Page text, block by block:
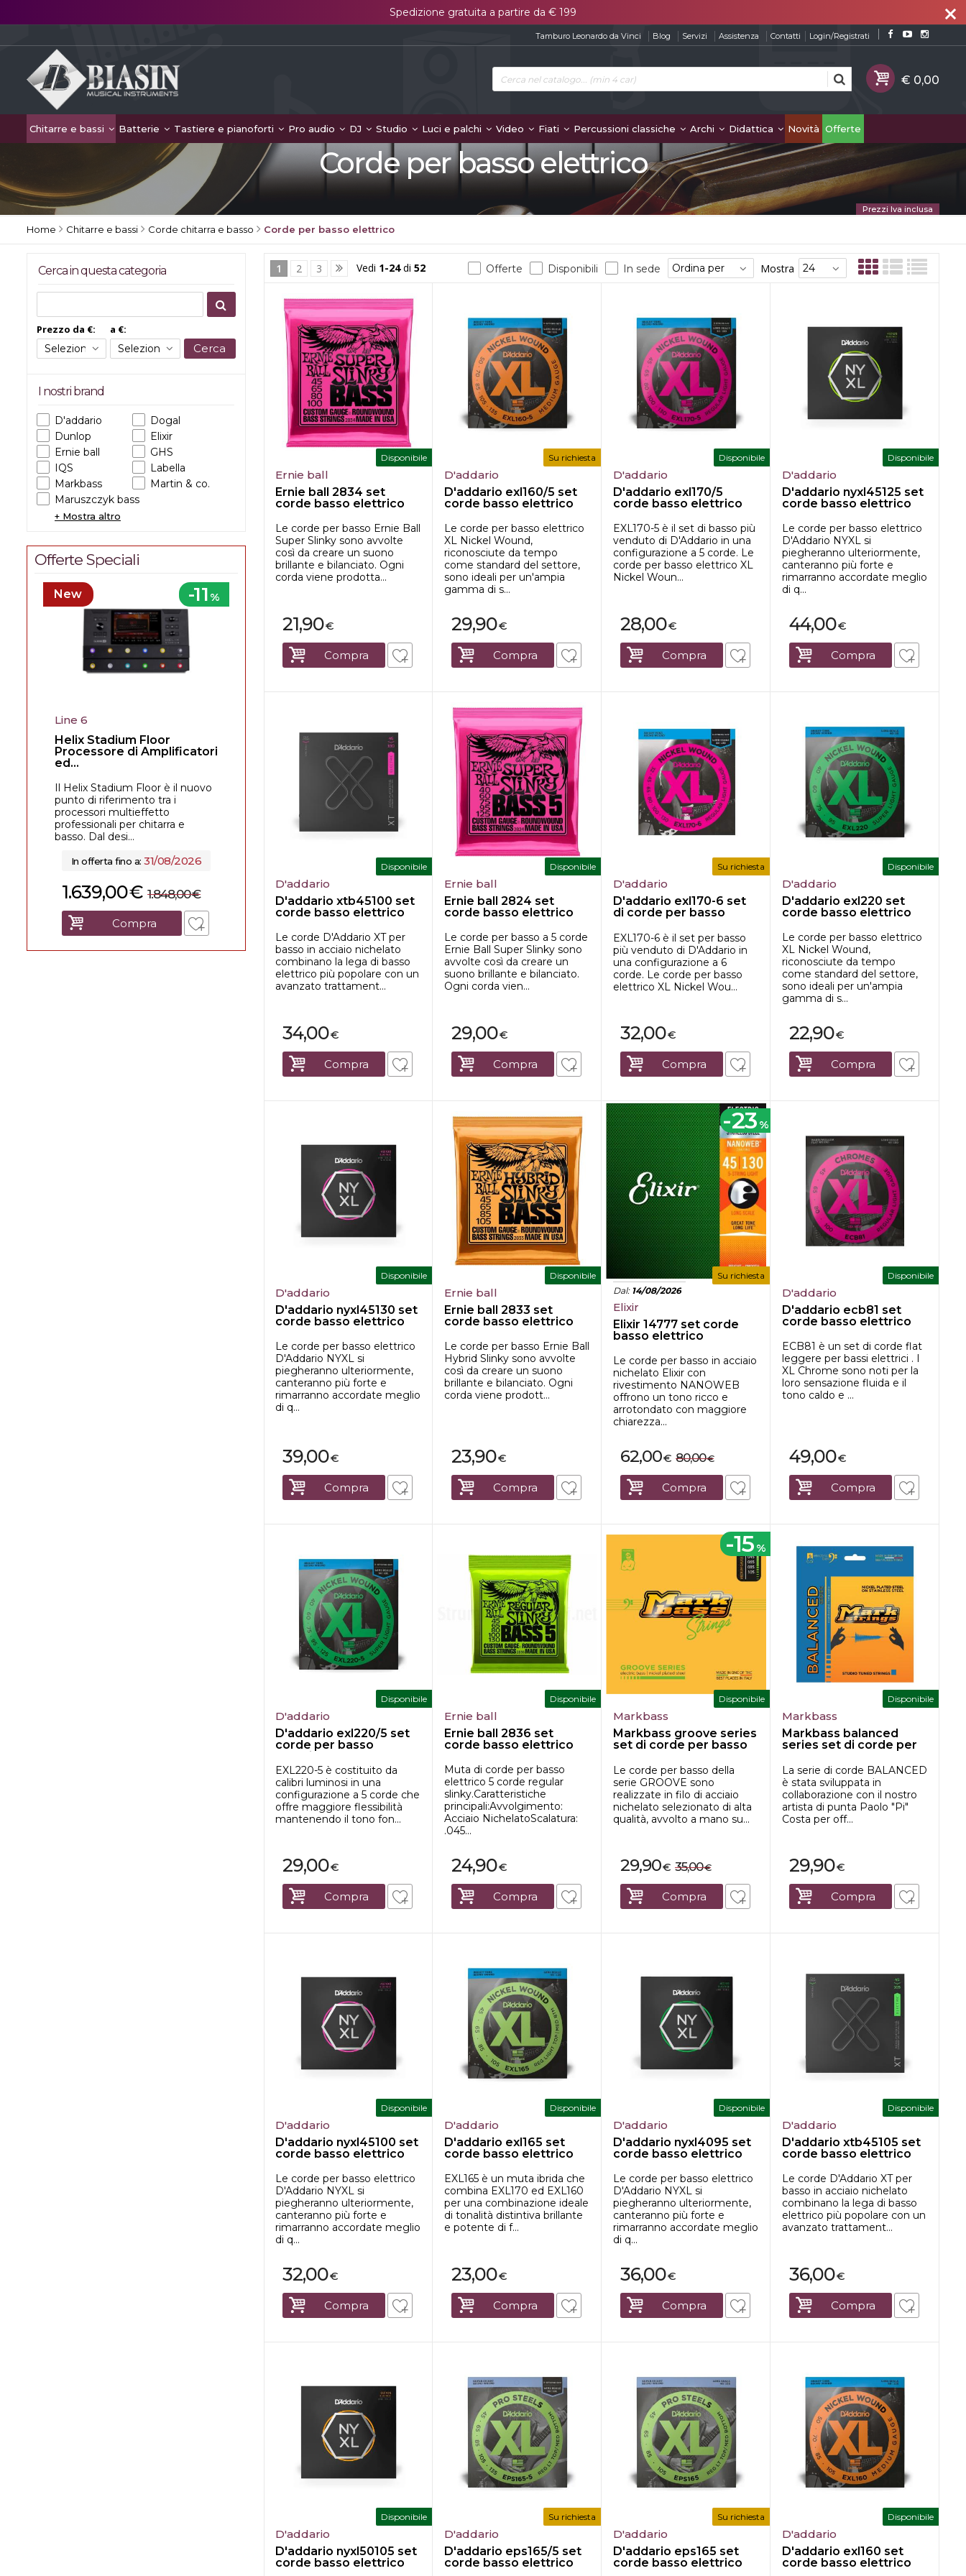
close
Spedizione gratuita a partire da € 199
Tamburo Leonardo da Vinci Blog Servizi Assistenza Contatti Login/Registrati
Chitarre e bassi Batterie Tastiere e pianoforti Pro audio DJ Studio Luci e palchi Video Fiati Percussioni classiche Archi Didattica Novità Offerte
Corde per basso elettrico
Prezzi Iva inclusa
Home Chitarre e bassi Corde chitarra e basso Corde per basso elettrico
1 2 3 Vedi 1-24di52 Mostra
Offerte Disponibili In sede
Disponibile
Ernie ball
Ernie ball 2834 set
corde basso elettrico
Le corde per basso Ernie Ball
Super Slinky sono avvolte
così da creare un suono
brillante e bilanciato. Ogni
corda viene prodotta...
€
21,90
Compra
Su richiesta
D'addario
D'addario exl160/5 set
corde basso elettrico
Le corde per basso elettrico
XL Nickel Wound,
riconosciute da tempo
come standard del settore,
sono ideali per un'ampia
gamma di s...
€
29,90
Compra
Disponibile
D'addario
D'addario exl170/5
corde basso elettrico
EXL170-5 è il set di basso più
venduto di D'Addario in una
configurazione a 5 corde. Le
corde per basso elettrico XL
Nickel Woun...
€
28,00
Compra
Disponibile
D'addario
D'addario nyxl45125 set
corde basso elettrico
Le corde per basso elettrico
D'Addario NYXL si
piegheranno ulteriormente,
canteranno più forte e
rimarranno accordate meglio
di q...
€
44,00
Compra
Disponibile
D'addario
D'addario xtb45100 set
corde basso elettrico
Le corde D'Addario XT per
basso in acciaio nichelato
combinano la lega di basso
elettrico più popolare con un
avanzato trattament...
€
34,00
Compra
Disponibile
Ernie ball
Ernie ball 2824 set
corde basso elettrico
Le corde per basso a 5 corde
Ernie Ball Super Slinky sono
avvolte così da creare un
suono brillante e bilanciato.
Ogni corda vien...
€
29,00
Compra
Su richiesta
D'addario
D'addario exl170-6 set
di corde per basso
elettric...
EXL170-6 è il set per basso
più venduto di D'Addario in
una configurazione a 6
corde. Le corde per basso
elettrico XL Nickel Wou...
€
32,00
Compra
Disponibile
D'addario
D'addario exl220 set
corde basso elettrico
Le corde per basso elettrico
XL Nickel Wound,
riconosciute da tempo
come standard del settore,
sono ideali per un'ampia
gamma di s...
€
22,90
Compra
Disponibile
D'addario
D'addario nyxl45130 set
corde basso elettrico
Le corde per basso elettrico
D'Addario NYXL si
piegheranno ulteriormente,
canteranno più forte e
rimarranno accordate meglio
di q...
€
39,00
Compra
Disponibile
Ernie ball
Ernie ball 2833 set
corde basso elettrico
Le corde per basso Ernie Ball
Hybrid Slinky sono avvolte
così da creare un suono
brillante e bilanciato. Ogni
corda viene prodott...
€
23,90
Compra
-23 %
Su richiesta
Dal: 14/08/2026
Elixir
Elixir 14777 set corde
basso elettrico
Le corde per basso in acciaio
nichelato Elixir con
rivestimento NANOWEB
offrono un tono ricco e
arrotondato con maggiore
chiarezza...
€
62,00 €
80,00
Compra
Disponibile
D'addario
D'addario ecb81 set
corde basso elettrico
ECB81 è un set di corde flat
leggere per bassi elettrici . I
XL Chrome sono noti per la
loro sensazione fluida e il
tono caldo e ...
€
49,00
Compra
Disponibile
D'addario
D'addario exl220/5 set
corde per basso
elettrico
EXL220-5 è costituito da
calibri luminosi in una
configurazione a 5 corde che
offre maggiore flessibilità
mantenendo il tono fon...
€
29,00
Compra
Disponibile
Ernie ball
Ernie ball 2836 set
corde basso elettrico
Muta di corde per basso
elettrico 5 corde regular
slinky.Caratteristiche
principali:Avvolgimento:
Acciaio NichelatoScalatura:
.045...
€
24,90
Compra
-15 %
Disponibile
Markbass
Markbass groove series
set di corde per basso
Le corde per basso della
serie GROOVE sono
realizzate in filo di acciaio
nichelato selezionato di alta
qualità, avvolto a mano su...
€
29,90 €
35,00
Compra
Disponibile
Markbass
Markbass balanced
series set di corde per
La serie di corde BALANCED
è stata sviluppata in
collaborazione con il nostro
artista di punta Paolo "Pi"
Costa per off...
€
29,90
Compra
Disponibile
D'addario
D'addario nyxl45100 set
corde basso elettrico
Le corde per basso elettrico
D'Addario NYXL si
piegheranno ulteriormente,
canteranno più forte e
rimarranno accordate meglio
di q...
€
32,00
Compra
Disponibile
D'addario
D'addario exl165 set
corde basso elettrico
EXL165 è un muta ibrida che
combina EXL170 ed EXL160
per una combinazione ideale
di tonalità distintiva brillante
e potente di f...
€
23,00
Compra
Disponibile
D'addario
D'addario nyxl4095 set
corde basso elettrico
Le corde per basso elettrico
D'Addario NYXL si
piegheranno ulteriormente,
canteranno più forte e
rimarranno accordate meglio
di q...
€
36,00
Compra
Disponibile
D'addario
D'addario xtb45105 set
corde basso elettrico
Le corde D'Addario XT per
basso in acciaio nichelato
combinano la lega di basso
elettrico più popolare con un
avanzato trattament...
€
36,00
Compra
Disponibile
D'addario
D'addario nyxl50105 set
corde basso elettrico
Su richiesta
D'addario
D'addario eps165/5 set
corde basso elettrico
Su richiesta
D'addario
D'addario eps165 set
corde basso elettrico
Disponibile
D'addario
D'addario exl160 set
corde basso elettrico
Cerca in questa categoria
Prezzo da €: a €:
Cerca
I nostri brand
D'addario
Dogal
Dunlop
Elixir
Ernie ball
GHS
IQS
Labella
Markbass
Martin & co.
Maruszczyk bass
+ Mostra altro
Offerte Speciali
-11 %
New
Line 6
Helix Stadium Floor
Processore di Amplificatori
ed...
Il Helix Stadium Floor è il nuovo
punto di riferimento tra i
processori multieffetto
professionali per chitarra e
basso. Dal desi...
In offerta fino a:31/08/2026
€
1.639,00 €
1.848,00
Compra